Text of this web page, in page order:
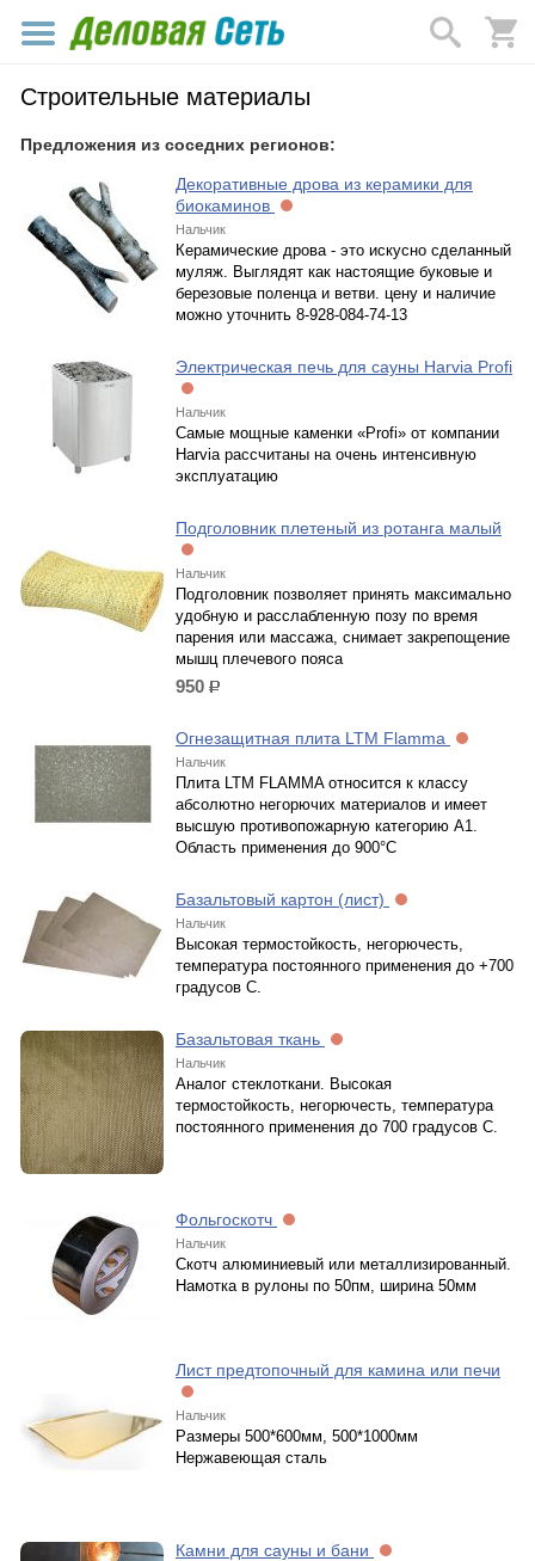
Строительные материалы
Предложения из соседних регионов:
Декоративные дрова из керамики для
биокаминов
Нальчик
Керамические дрова - это искусно сделанный
муляж. Выглядят как настоящие буковые и
березовые поленца и ветви. цену и наличие
можно уточнить 8-928-084-74-13
Электрическая печь для сауны Harvia Profi
Нальчик
Самые мощные каменки «Profi» от компании
Harvia рассчитаны на очень интенсивную
эксплуатацию
Подголовник плетеный из ротанга малый
Нальчик
Подголовник позволяет принять максимально
удобную и расслабленную позу по время
парения или массажа, снимает закрепощение
мышц плечевого пояса
950 р.
Огнезащитная плита LTM Flamma
Нальчик
Плита LTM FLAMMA относится к классу
абсолютно негорючих материалов и имеет
высшую противопожарную категорию А1.
Область применения до 900°С
Базальтовый картон (лист)
Нальчик
Высокая термостойкость, негорючесть,
температура постоянного применения до +700
градусов С.
Базальтовая ткань
Нальчик
Аналог стеклоткани. Высокая
термостойкость, негорючесть, температура
постоянного применения до 700 градусов С.
Фольгоскотч
Нальчик
Скотч алюминиевый или металлизированный.
Намотка в рулоны по 50пм, ширина 50мм
Лист предтопочный для камина или печи
Нальчик
Размеры 500*600мм, 500*1000мм
Нержавеющая сталь
Камни для сауны и бани